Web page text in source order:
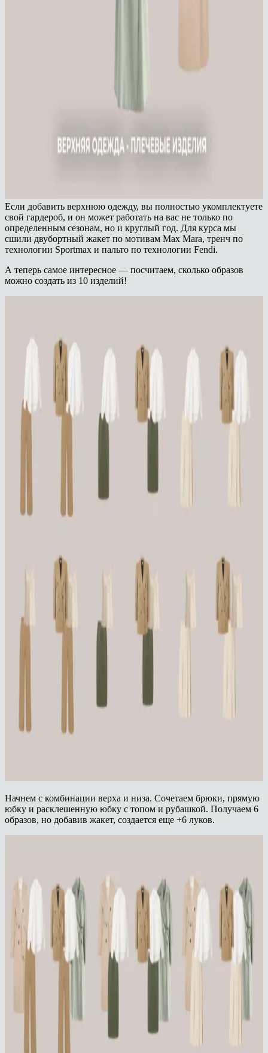
Если добавить верхнюю одежду, вы полностью укомплектуете
свой гардероб, и он может работать на вас не только по
определенным сезонам, но и круглый год. Для курса мы
сшили двубортный жакет по мотивам Max Mara, тренч по
технологии Sportmax и пальто по технологии Fendi.
А теперь самое интересное — посчитаем, сколько образов
можно создать из 10 изделий!
Начнем с комбинации верха и низа. Сочетаем брюки, прямую
юбку и расклешенную юбку с топом и рубашкой. Получаем 6
образов, но добавив жакет, создается еще +6 луков.